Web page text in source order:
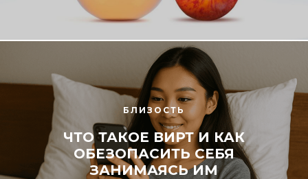
БЛИЗОСТЬ
ЧТО ТАКОЕ ВИРТ И КАК
ОБЕЗОПАСИТЬ СЕБЯ
ЗАНИМАЯСЬ ИМ